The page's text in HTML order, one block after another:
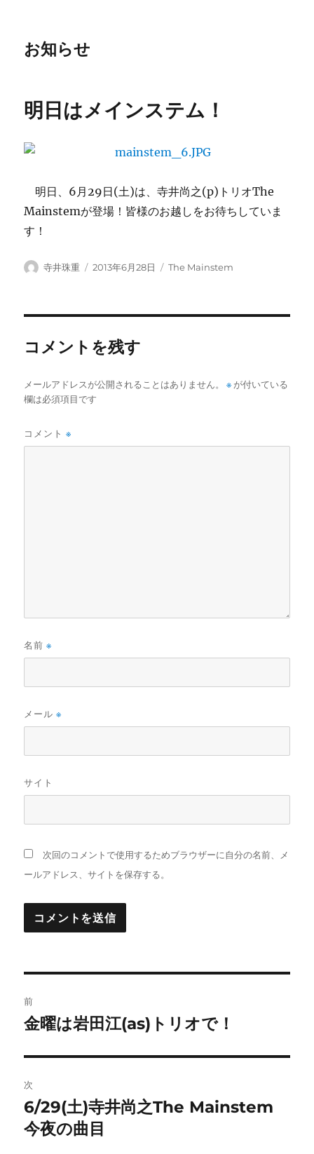
お知らせ
明日はメインステム！
明日、6月29日(土)は、寺井尚之(p)トリオThe
Mainstemが登場！皆様のお越しをお待ちしていま
す！
投
寺井珠重
投
2013年6月28日
カ
The Mainstem
コメントを残す
メールアドレスが公開されることはありません。 ※ が付いている
欄は必須項目です
コメント※
名前※
メール※
サイト
次回のコメントで使用するためブラウザーに自分の名前、メ
ールアドレス、サイトを保存する。
稿
ビ
ゲ
ー
前
前
投
稿:
金曜は岩田江(as)トリオで！
次
次
の
6/29(土)寺井尚之The Mainstem
今夜の曲目